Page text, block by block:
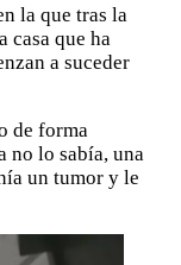
la que tras la
casa que ha
a suceder
de forma
no lo sabía, una
un tumor y le